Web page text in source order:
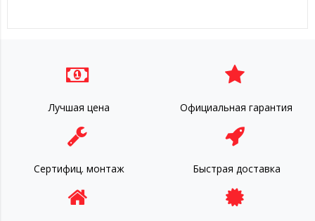
Лучшая цена Официальная гарантия
Сертифиц. монтаж Быстрая доставка